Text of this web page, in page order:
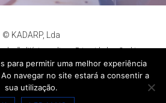
© KADARP, Lda
litígios online Privacidade
Cookies
de sites:criativo.net
para permitir uma melhor experiência
navegar no site estará a consentir a
sua utilização.